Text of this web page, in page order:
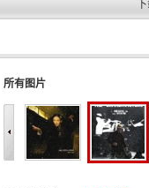
所有图片